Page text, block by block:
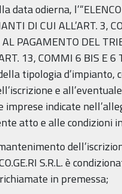
data odierna,
DI CUI ALL’ART. 3,
PAGAMENTO DEL
13, COMMI 6 BIS E 6
tipologia d’impianto,
e
indicate
atto e alle condizioni
S.R.L. è
in premessa;